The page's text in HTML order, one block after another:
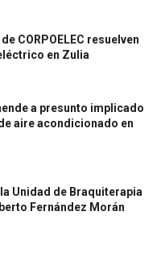
CORPOELEC resuelven
en Zulia
a presunto implicado
aire acondicionado en
Unidad de Braquiterapia
Fernández Morán